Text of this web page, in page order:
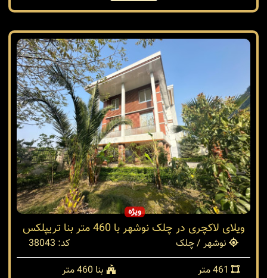
ویژه
ویلای لاکچری در چلک نوشهر با 460 متر بنا تریپلکس
نوشهر / چلک
کد: 38043
بنا 460 متر